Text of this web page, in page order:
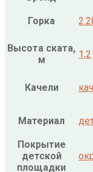
Горка
Высота ската,
м
1,2
Качели
Материал
Покрытие
детской
площадки